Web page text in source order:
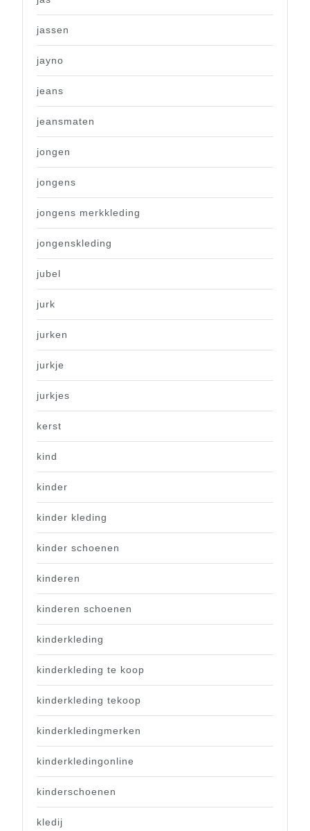
jassen
jayno
jeans
jeansmaten
jongen
jongens
jongens merkkleding
jongenskleding
jubel
jurk
jurken
jurkje
jurkjes
kerst
kind
kinder
kinder kleding
kinder schoenen
kinderen
kinderen schoenen
kinderkleding
kinderkleding te koop
kinderkleding tekoop
kinderkledingmerken
kinderkledingonline
kinderschoenen
kledij